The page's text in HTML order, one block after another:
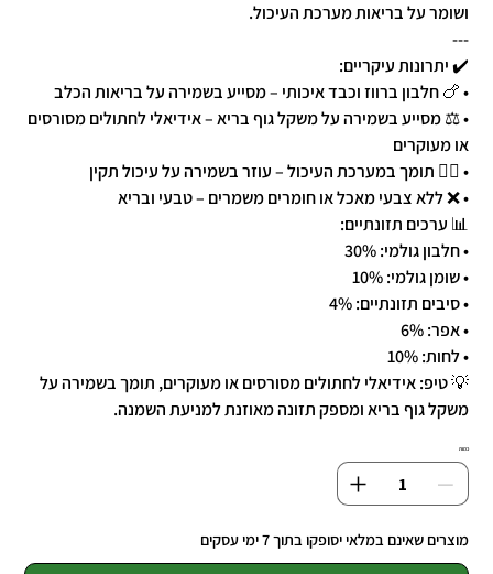
ושומר על בריאות מערכת העיכול.
---
✔️ יתרונות עיקריים:
• 🍗 חלבון ברווז וכבד איכותי – מסייע בשמירה על בריאות הכלב
• ⚖️ מסייע בשמירה על משקל גוף בריא – אידיאלי לחתולים מסורסים
או מעוקרים
• 🧑‍⚕️ תומך במערכת העיכול – עוזר בשמירה על עיכול תקין
• ❌ ללא צבעי מאכל או חומרים משמרים – טבעי ובריא
📊 ערכים תזונתיים:
• חלבון גולמי: 30%
• שומן גולמי: 10%
• סיבים תזונתיים: 4%
• אפר: 6%
• לחות: 10%
💡 טיפ: אידיאלי לחתולים מסורסים או מעוקרים, תומך בשמירה על
משקל גוף בריא ומספק תזונה מאוזנת למניעת השמנה.
כמות
מוצרים שאינם במלאי יסופקו בתוך 7 ימי עסקים